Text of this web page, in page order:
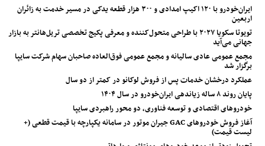
ایران‌خودرو با ۱۲۰ اکیپ امدادی و ۳۰۰ هزار قطعه یدکی در مسیر خدمت به زائران
اربعین
تویوتا سکویا ۲۰۲۷ با طراحی متحول‌کننده و معرفی پکیج تخصصی تریل‌هانتر به بازار
جهانی می‌آید
مجمع عمومی عادی سالیانه و مجمع عمومی فوق‌العاده صاحبان سهام شرکت سایپا
برگزار شد
عملکرد درخشان خدمات پس از فروش لوکانو در کمتر از دو سال
پایان روند ۸ ساله زیاندهی ایران‌خودرو در سال ۱۴۰۴
خودروهای اقتصادی و توسعه فناوری، دو محور راهبردی سایپا
آغاز فروش خودروهای GAC جیران موتور در سامانه یکپارچه با قیمت قطعی (+
لیست قیمت)